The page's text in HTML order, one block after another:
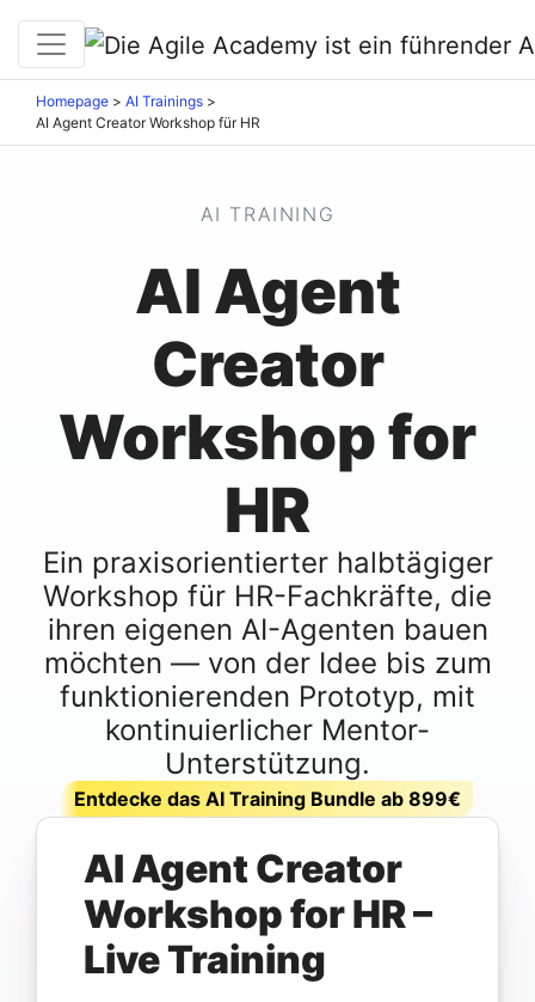
Homepage > AI Trainings >
AI Agent Creator Workshop für HR
AI TRAINING
AI Agent
Creator
Workshop for
HR
Ein praxisorientierter halbtägiger
Workshop für HR-Fachkräfte, die
ihren eigenen AI-Agenten bauen
möchten — von der Idee bis zum
funktionierenden Prototyp, mit
kontinuierlicher Mentor-
Unterstützung.
Entdecke das AI Training Bundle ab 899€
AI Agent Creator
Workshop for HR –
Live Training